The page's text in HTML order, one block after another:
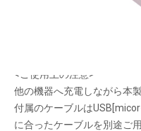
<ご使用上の注意>
他の機器へ充電しながら本
付属のケーブルは
に合ったケーブルを別途ご